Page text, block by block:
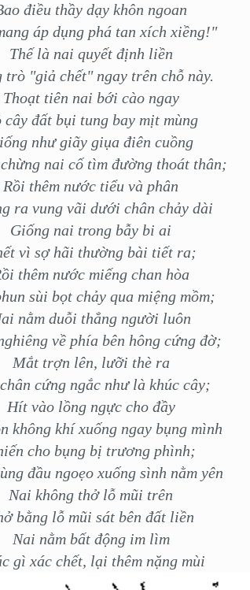
điều thầy dạy khôn ngoan
áp dụng phá tan xích xiềng!"
Thế là nai quyết định liền
trò "giả chết" ngay trên chỗ này.
Thoạt tiên nai bới cào ngay
cây đất bụi tung bay mịt mùng
như giãy giụa điên cuồng
nai cố tìm đường thoát thân;
Rồi thêm nước tiểu và phân
ra vung vãi dưới chân chảy dài
Giống nai trong bẫy bi ai
vì sợ hãi thường bài tiết ra;
thêm nước miếng chan hòa
sùi bọt chảy qua miệng mồm;
nằm duỗi thẳng người luôn
về phía bên hông cứng đờ;
Mắt trợn lên, lưỡi thè ra
cứng ngắc như là khúc cây;
Hít vào lồng ngực cho đầy
không khí xuống ngay bụng mình
cho bụng bị trương phình;
đầu ngoẹo xuống sình nằm yên
Nai không thở lỗ mũi trên
bằng lỗ mũi sát bên đất liền
Nai nằm bất động im lìm
gì xác chết, lại thêm nặng mùi